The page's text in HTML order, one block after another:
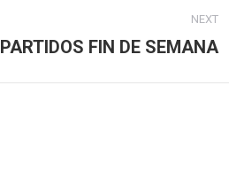
NEXT
PARTIDOS FIN DE SEMANA